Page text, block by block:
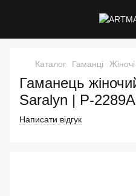
Каталог Гаманці
Гаманець
Saralyn | P-
Написати відгук